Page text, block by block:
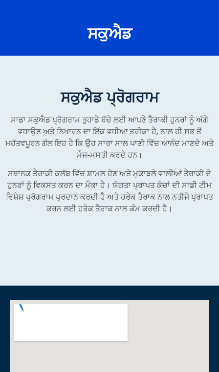
ਸਕੁਐਡ
ਸਕੁਐਡ ਪ੍ਰੋਗਰਾਮ
ਸਾਡਾ ਸਕੁਐਡ ਪ੍ਰੋਗਰਾਮ ਤੁਹਾਡੇ ਬੱਚੇ ਲਈ ਆਪਣੇ ਤੈਰਾਕੀ ਹੁਨਰਾਂ ਨੂੰ ਅੱਗੇ
ਵਧਾਉਣ ਅਤੇ ਨਿਖਾਰਨ ਦਾ ਇੱਕ ਵਧੀਆ ਤਰੀਕਾ ਹੈ, ਨਾਲ ਹੀ ਸਭ ਤੋਂ
ਮਹੱਤਵਪੂਰਨ ਗੱਲ ਇਹ ਹੈ ਕਿ ਉਹ ਸਾਰਾ ਸਾਲ ਪਾਣੀ ਵਿੱਚ ਆਨੰਦ ਮਾਣਦੇ ਅਤੇ
ਮੌਜ-ਮਸਤੀ ਕਰਦੇ ਹਨ।
ਸਥਾਨਕ ਤੈਰਾਕੀ ਕਲੱਬ ਵਿੱਚ ਸ਼ਾਮਲ ਹੋਣ ਅਤੇ ਮੁਕਾਬਲੇ ਵਾਲੀਆਂ ਤੈਰਾਕੀ ਦੇ
ਹੁਨਰਾਂ ਨੂੰ ਵਿਕਸਤ ਕਰਨ ਦਾ ਮੌਕਾ ਹੈ। ਯੋਗਤਾ ਪ੍ਰਾਪਤ ਕੋਚਾਂ ਦੀ ਸਾਡੀ ਟੀਮ
ਵਿਸ਼ੇਸ਼ ਪ੍ਰੋਗਰਾਮ ਪ੍ਰਦਾਨ ਕਰਦੀ ਹੈ ਅਤੇ ਹਰੇਕ ਤੈਰਾਕ ਨਾਲ ਨਤੀਜੇ ਪ੍ਰਾਪਤ
ਕਰਨ ਲਈ ਹਰੇਕ ਤੈਰਾਕ ਨਾਲ ਕੰਮ ਕਰਦੀ ਹੈ।